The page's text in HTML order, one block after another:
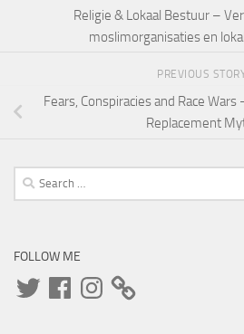
Religie & Lokaal Bestuur –
moslimorganisaties en
PREVIOUS
Fears, Conspiracies and Race Wars
Replacement
Search
for:
FOLLOW ME
TwitterFacebookInstagram